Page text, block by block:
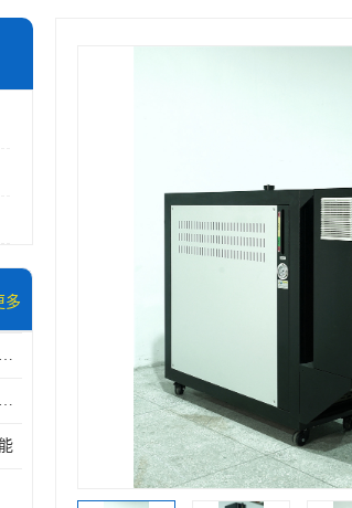
多
青岛电加热防爆导热油设备生产厂家
北京导热油加热器设备生产厂家